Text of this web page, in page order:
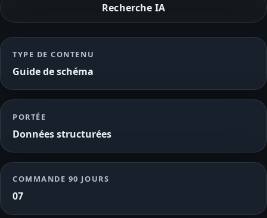
Recherche IA
TYPE DE CONTENU
Guide de schéma
PORTÉE
Données structurées
COMMANDE 90 JOURS
07